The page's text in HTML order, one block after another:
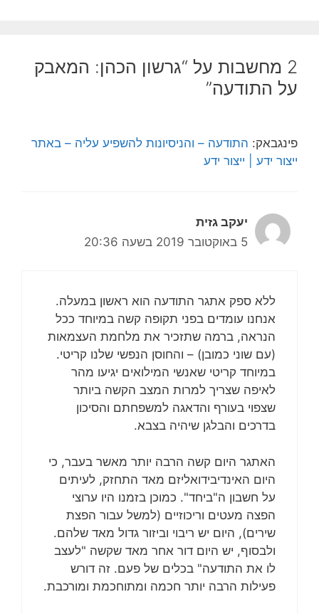
2 מחשבות על “גרשון הכהן: המאבק
על התודעה”
פינגבאק: התודעה – והניסיונות להשפיע עליה – באתר
ייצור ידע | ייצור ידע
יעקב גזית
5 באוקטובר 2019 בשעה 20:36
ללא ספק אתגר התודעה הוא ראשון במעלה.
אנחנו עומדים בפני תקופה קשה במיוחד ככל
הנראה, ברמה שתזכיר את מלחמת העצמאות
(עם שוני כמובן) – והחוסן הנפשי שלנו קריטי.
במיוחד קריטי שאנשי המילואים יגיעו מהר
לאיפה שצריך למרות המצב הקשה ביותר
שצפוי בעורף והדאגה למשפחתם והסיכון
בדרכים והבלגן שיהיה בצבא.
האתגר היום קשה הרבה יותר מאשר בעבר, כי
היום האינדיבידואליזם מאד התחזק, לעיתים
על חשבון ה"ביחד". כמוכן בזמנו היו ערוצי
הפצה מעטים וריכוזיים (למשל עבור הפצת
שירים), היום יש ריבוי וביזור גדול מאד שלהם.
ולבסוף, יש היום דור אחר מאד שקשה "לעצב
לו את התודעה" בכלים של פעם. זה דורש
פעילות הרבה יותר חכמה ומתוחכמת ומורכבת.